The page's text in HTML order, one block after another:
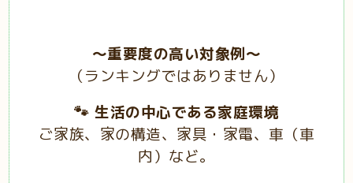
～重要度の高い対象例～
（ランキングではありません）
🐾 生活の中心である家庭環境
ご家族、家の構造、家具・家電、車（車
内）など。